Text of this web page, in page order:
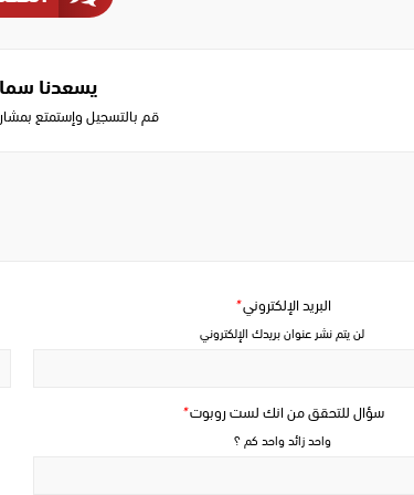
يسعدنا
قم بالتسجيل وإستمتع
سؤال للتحقق من انك لست روبوت*
واحد زائد واحد كم ؟
البريد الإلكتروني*
لن يتم نشر عنوان بريدك الإلكتروني